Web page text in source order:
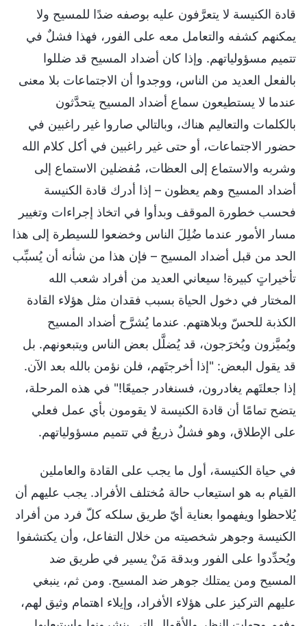
قادة الكنيسة لا يتعرَّفون عليه بوصفه ضدًا للمسيح ولا
يمكنهم كشفه والتعامل معه على الفور، فهذا فشلٌ في
تتميم مسؤولياتهم. وإذا كان أضداد المسيح قد ضللوا
بالفعل العديد من الناس، ووجدوا أن الاجتماعات بلا معنى
عندما لا يستطيعون سماع أضداد المسيح يتحدَّثون
بالكلمات والتعاليم هناك، وبالتالي صاروا غير راغبين في
حضور الاجتماعات، أو حتى غير راغبين في أكل كلام الله
وشربه والاستماع إلى العظات، مُفضلين الاستماع إلى
أضداد المسيح وهم يعظون – إذا أدرك قادة الكنيسة
فحسب خطورة الموقف وبدأوا في اتخاذ إجراءات وتغيير
مسار الأمور عندما ضُلِلَ الناس وخضعوا للسيطرة إلى هذا
الحد من قبل أضداد المسيح – فإن هذا من شأنه أن يُسبِّب
تأخيراتٍ كبيرة! سيعاني العديد من أفراد شعب الله
المختار في دخول الحياة بسبب فقدان مثل هؤلاء القادة
الكذبة للحسّ وبلاهتهم. عندما يُشرَّح أضداد المسيح
ويُميَّزون ويُخرَجون، قد يُضلَّل بعض الناس ويتبعونهم. بل
قد يقول البعض: "إذا أخرجتَهم، فلن نؤمن بالله بعد الآن.
إذا جعلتَهم يغادرون، فسنغادر جميعًا!" في هذه المرحلة،
يتضح تمامًا أن قادة الكنيسة لا يقومون بأي عمل فعلي
على الإطلاق، وهو فشلٌ ذريعٌ في تتميم مسؤولياتهم.
في حياة الكنيسة، أول ما يجب على القادة والعاملين
القيام به هو استيعاب حالة مُختلف الأفراد. يجب عليهم أن
يُلاحظوا ويفهموا بعناية أيّ طريق سلكه كلّ فرد من أفراد
الكنيسة وجوهر شخصيته من خلال التفاعل، وأن يكتشفوا
ويُحدِّدوا على الفور وبدقة مَنْ يسير في طريق ضد
المسيح ومن يمتلك جوهر ضد المسيح. ومن ثم، ينبغي
عليهم التركيز على هؤلاء الأفراد، وإيلاء اهتمام وثيق لهم،